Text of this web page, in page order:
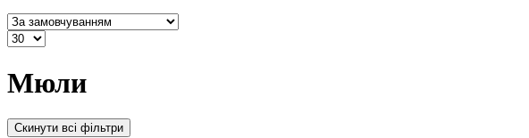
Мюли
Скинути всі фільтри